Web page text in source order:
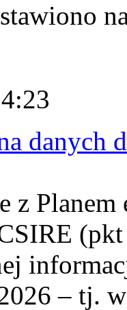
danych
z
– tj.